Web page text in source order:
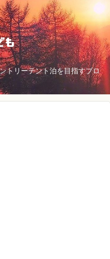
トリーテント泊を目指すブロ